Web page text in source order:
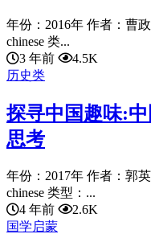
年份：2016年 作者：曹
chinese 类...
3 年前
4.5K
历史类
探寻中国趣味:
思考
年份：2017年 作者：郭
chinese 类型：...
4 年前
2.6K
国学启蒙